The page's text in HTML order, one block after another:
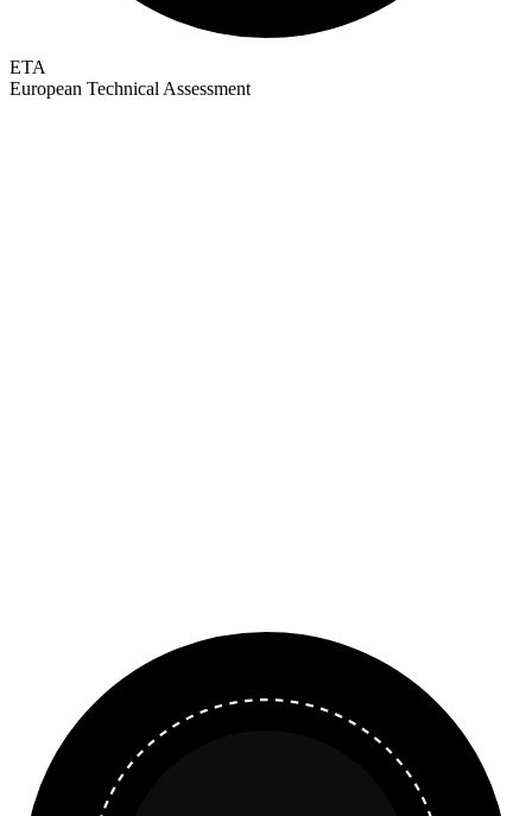
ETA
European Technical Assessment